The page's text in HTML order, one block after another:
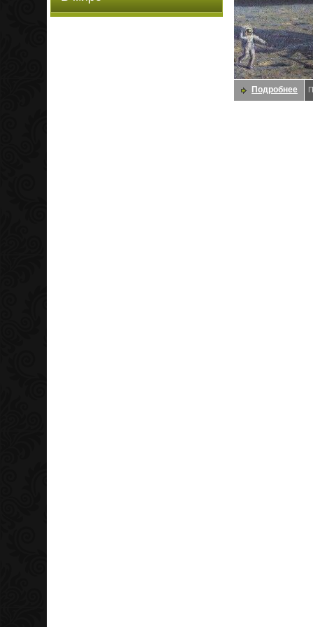
Подробнее